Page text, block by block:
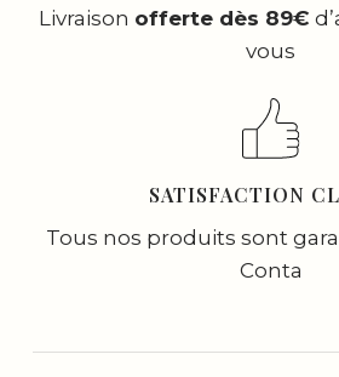
Livraison offerte dès 89€
vous
SATISFACTION
Tous nos produits sont
Conta